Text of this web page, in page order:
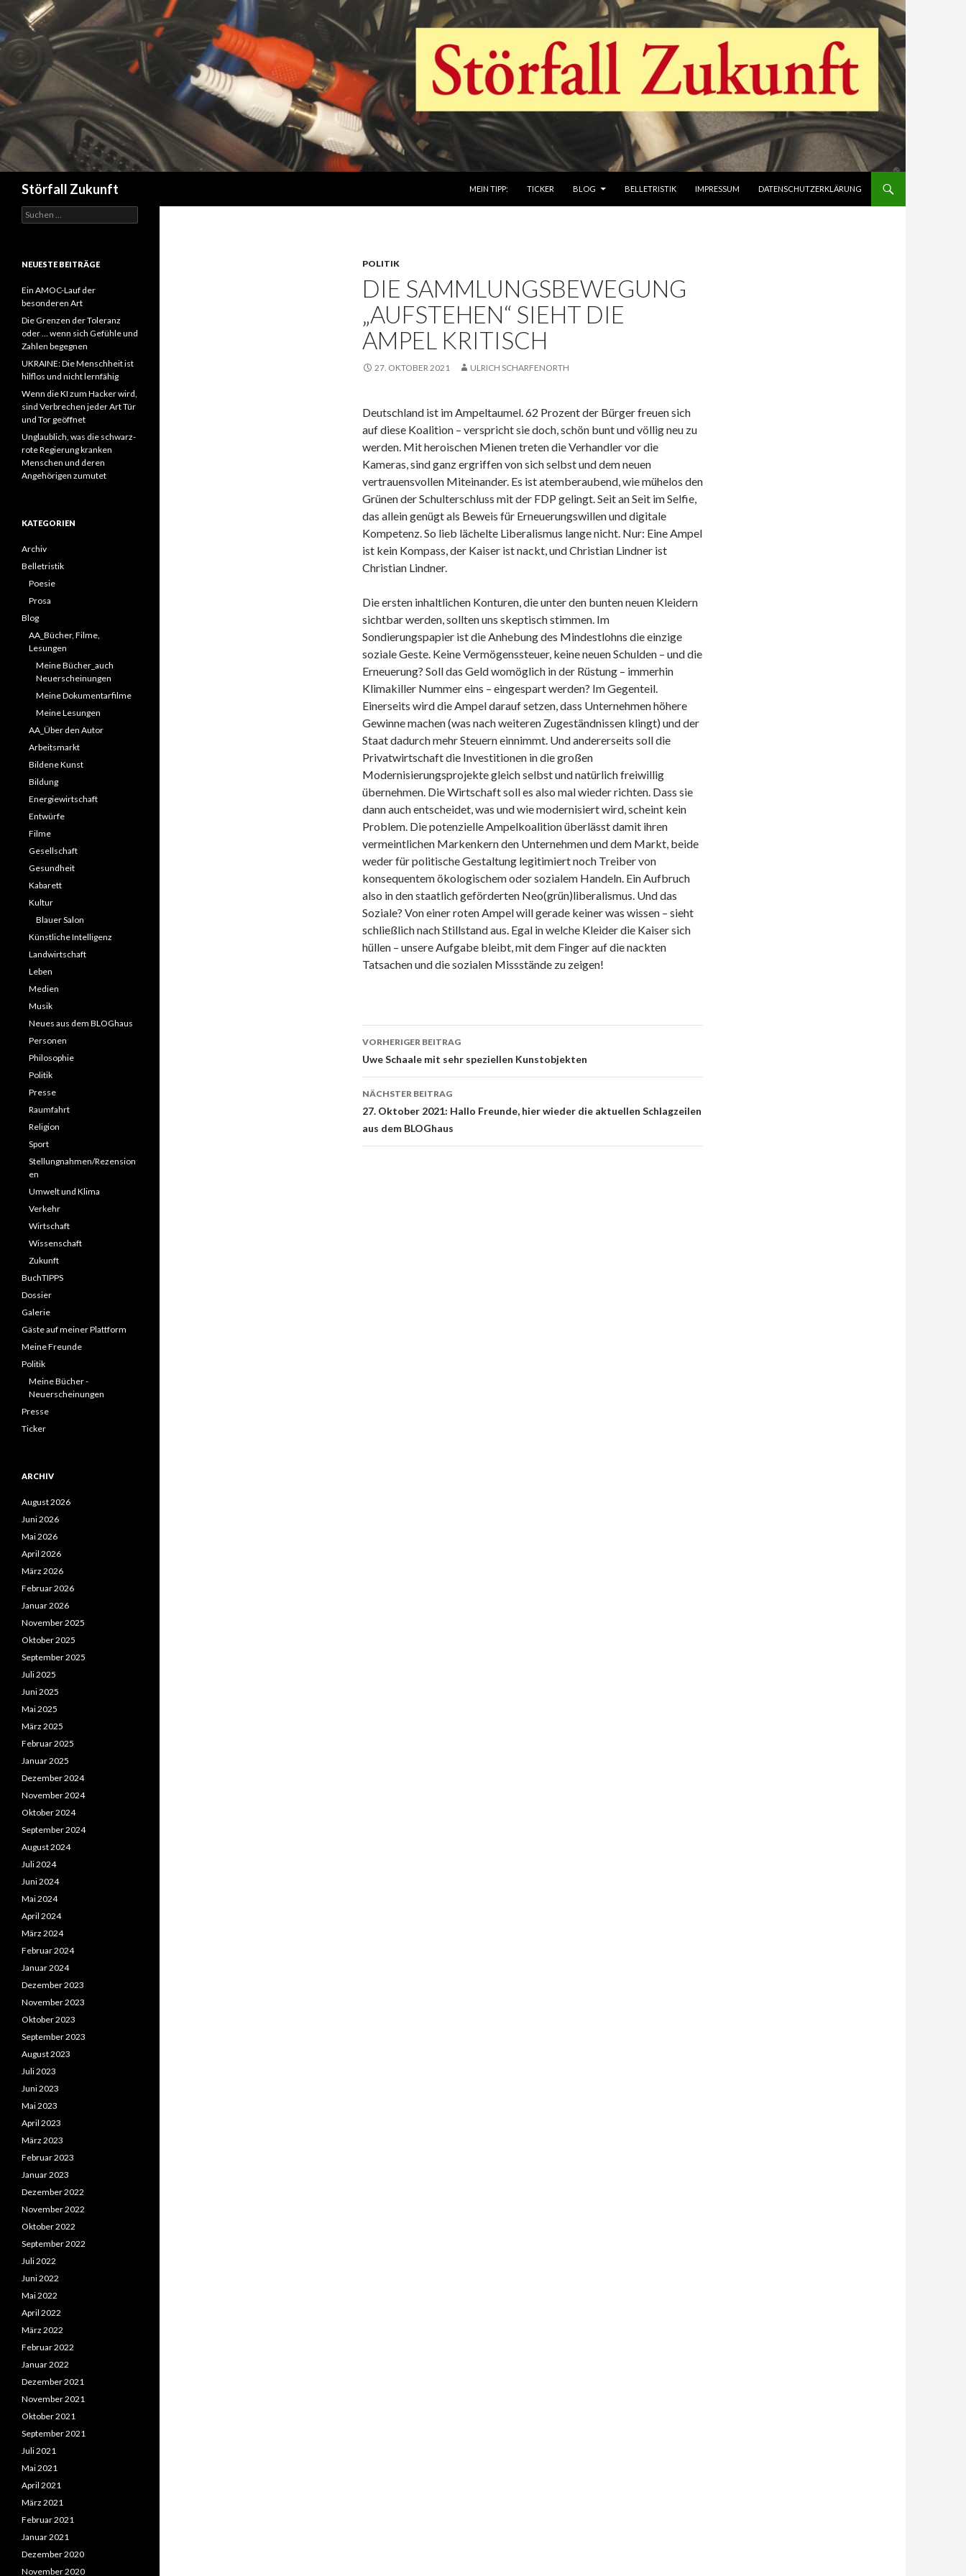
Störfall Zukunft
MEIN TIPP:
TICKER BLOG BELLETRISTIK IMPRESSUM DATENSCHUTZERKLÄRUNG
POLITIK
DIE SAMMLUNGSBEWEGUNG
„AUFSTEHEN“ SIEHT DIE
AMPEL KRITISCH
27. OKTOBER 2021 ULRICH SCHARFENORTH
Deutschland ist im Ampeltaumel. 62 Prozent der Bürger freuen sich
auf diese Koalition – verspricht sie doch, schön bunt und völlig neu zu
werden. Mit heroischen Mienen treten die Verhandler vor die
Kameras, sind ganz ergriffen von sich selbst und dem neuen
vertrauensvollen Miteinander. Es ist atemberaubend, wie mühelos den
Grünen der Schulterschluss mit der FDP gelingt. Seit an Seit im Selfie,
das allein genügt als Beweis für Erneuerungswillen und digitale
Kompetenz. So lieb lächelte Liberalismus lange nicht. Nur: Eine Ampel
ist kein Kompass, der Kaiser ist nackt, und Christian Lindner ist
Christian Lindner.
Die ersten inhaltlichen Konturen, die unter den bunten neuen Kleidern
sichtbar werden, sollten uns skeptisch stimmen. Im
Sondierungspapier ist die Anhebung des Mindestlohns die einzige
soziale Geste. Keine Vermögenssteuer, keine neuen Schulden – und die
Erneuerung? Soll das Geld womöglich in der Rüstung – immerhin
Klimakiller Nummer eins – eingespart werden? Im Gegenteil.
Einerseits wird die Ampel darauf setzen, dass Unternehmen höhere
Gewinne machen (was nach weiteren Zugeständnissen klingt) und der
Staat dadurch mehr Steuern einnimmt. Und andererseits soll die
Privatwirtschaft die Investitionen in die großen
Modernisierungsprojekte gleich selbst und natürlich freiwillig
übernehmen. Die Wirtschaft soll es also mal wieder richten. Dass sie
dann auch entscheidet, was und wie modernisiert wird, scheint kein
Problem. Die potenzielle Ampelkoalition überlässt damit ihren
vermeintlichen Markenkern den Unternehmen und dem Markt, beide
weder für politische Gestaltung legitimiert noch Treiber von
konsequentem ökologischem oder sozialem Handeln. Ein Aufbruch
also in den staatlich geförderten Neo(grün)liberalismus. Und das
Soziale? Von einer roten Ampel will gerade keiner was wissen – sieht
schließlich nach Stillstand aus. Egal in welche Kleider die Kaiser sich
hüllen – unsere Aufgabe bleibt, mit dem Finger auf die nackten
Tatsachen und die sozialen Missstände zu zeigen!
Beitrags-
Navigation
VORHERIGER BEITRAG
Uwe Schaale mit sehr speziellen Kunstobjekten
NÄCHSTER BEITRAG
27. Oktober 2021: Hallo Freunde, hier wieder die aktuellen Schlagzeilen
aus dem BLOGhaus
Suchen
nach:
NEUESTE BEITRÄGE
Ein AMOC-Lauf der
besonderen Art
Die Grenzen der Toleranz
oder … wenn sich Gefühle und
Zahlen begegnen
UKRAINE: Die Menschheit ist
hilflos und nicht lernfähig
Wenn die KI zum Hacker wird,
sind Verbrechen jeder Art Tür
und Tor geöffnet
Unglaublich, was die schwarz-
rote Regierung kranken
Menschen und deren
Angehörigen zumutet
KATEGORIEN
Archiv
Belletristik
Poesie
Prosa
Blog
AA_Bücher, Filme,
Lesungen
Meine Bücher_auch
Neuerscheinungen
Meine Dokumentarfilme
Meine Lesungen
AA_Über den Autor
Arbeitsmarkt
Bildene Kunst
Bildung
Energiewirtschaft
Entwürfe
Filme
Gesellschaft
Gesundheit
Kabarett
Kultur
Blauer Salon
Künstliche Intelligenz
Landwirtschaft
Leben
Medien
Musik
Neues aus dem BLOGhaus
Personen
Philosophie
Politik
Presse
Raumfahrt
Religion
Sport
Stellungnahmen/Rezension
en
Umwelt und Klima
Verkehr
Wirtschaft
Wissenschaft
Zukunft
BuchTIPPS
Dossier
Galerie
Gäste auf meiner Plattform
Meine Freunde
Politik
Meine Bücher -
Neuerscheinungen
Presse
Ticker
ARCHIV
August 2026
Juni 2026
Mai 2026
April 2026
März 2026
Februar 2026
Januar 2026
November 2025
Oktober 2025
September 2025
Juli 2025
Juni 2025
Mai 2025
März 2025
Februar 2025
Januar 2025
Dezember 2024
November 2024
Oktober 2024
September 2024
August 2024
Juli 2024
Juni 2024
Mai 2024
April 2024
März 2024
Februar 2024
Januar 2024
Dezember 2023
November 2023
Oktober 2023
September 2023
August 2023
Juli 2023
Juni 2023
Mai 2023
April 2023
März 2023
Februar 2023
Januar 2023
Dezember 2022
November 2022
Oktober 2022
September 2022
Juli 2022
Juni 2022
Mai 2022
April 2022
März 2022
Februar 2022
Januar 2022
Dezember 2021
November 2021
Oktober 2021
September 2021
Juli 2021
Mai 2021
April 2021
März 2021
Februar 2021
Januar 2021
Dezember 2020
November 2020